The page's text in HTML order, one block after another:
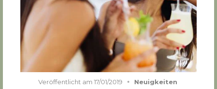
Gorgeus ladies drinking cocktails on beach
Veröffentlicht am 17/01/2019 Neuigkeiten